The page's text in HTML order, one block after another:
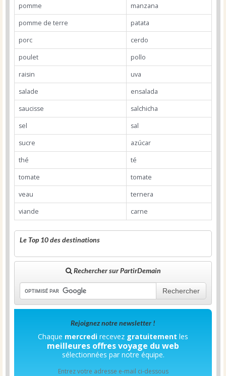
pomme
manzana
pomme de terre
patata
porc
cerdo
poulet
pollo
raisin
uva
salade
ensalada
saucisse
salchicha
sel
sal
sucre
azúcar
thé
té
tomate
tomate
veau
ternera
viande
carne
Le Top 10 des destinations
Rechercher sur PartirDemain
Rechercher
Rejoignez notre newsletter !
Chaque mercredi recevez gratuitement les
meilleures offres voyage du web
sélectionnées par notre équipe.
Entrez votre adresse e-mail ci-dessous